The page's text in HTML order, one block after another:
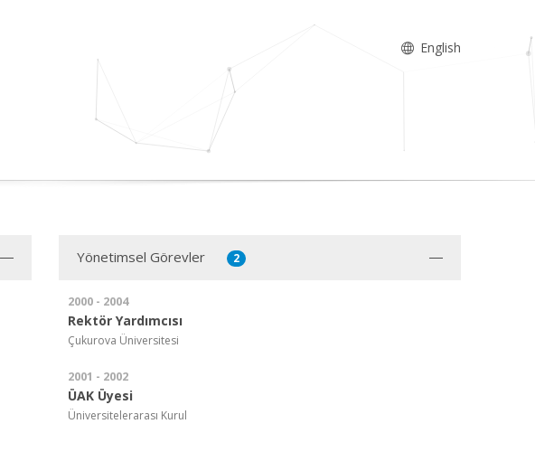
English
Yönetimsel Görevler 2
2000 - 2004
Rektör Yardımcısı
Çukurova Üniversitesi
2001 - 2002
ÜAK Üyesi
Üniversitelerarası Kurul